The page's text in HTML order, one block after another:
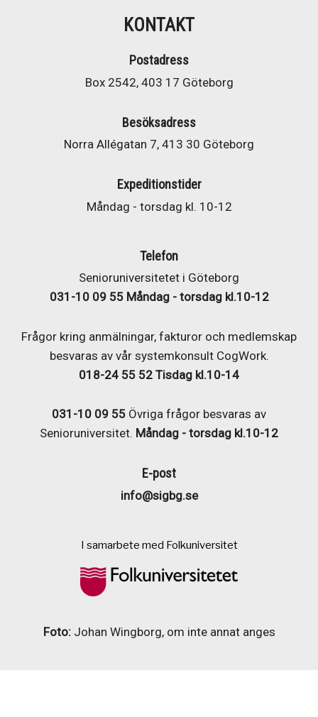
KONTAKT
Postadress
Box 2542, 403 17 Göteborg
Besöksadress
Norra Allégatan 7, 413 30 Göteborg
Expeditionstider
Måndag - torsdag kl. 10-12
Telefon
Senioruniversitetet i Göteborg
031-10 09 55 Måndag - torsdag kl.10-12
Frågor kring anmälningar, fakturor och medlemskap
besvaras av vår systemkonsult CogWork.
018-24 55 52 Tisdag kl.10-14
031-10 09 55 Övriga frågor besvaras av
Senioruniversitet. Måndag - torsdag kl.10-12
E-post
info@sigbg.se
I samarbete med Folkuniversitet
Foto: Johan Wingborg, om inte annat anges